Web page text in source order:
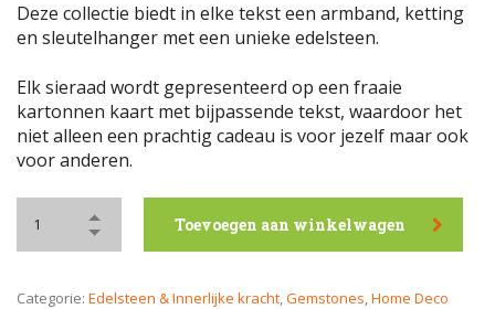
Deze collectie biedt in elke tekst een armband, ketting
en sleutelhanger met een unieke edelsteen.
Elk sieraad wordt gepresenteerd op een fraaie
kartonnen kaart met bijpassende tekst, waardoor het
niet alleen een prachtig cadeau is voor jezelf maar ook
voor anderen.
Toevoegen aan winkelwagen
Categorie: Edelsteen & Innerlijke kracht,Gemstones,Home Deco